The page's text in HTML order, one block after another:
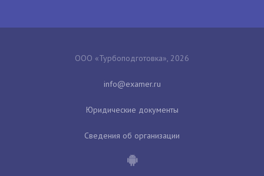
ООО «Турбоподготовка», 2026
Юридические документы
Сведения об организации